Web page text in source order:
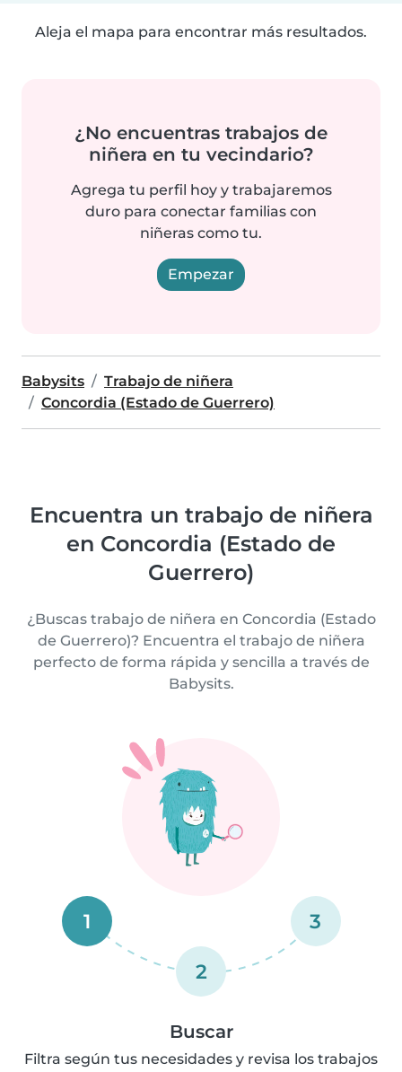
Aleja el mapa para encontrar más resultados.
¿No encuentras trabajos de
niñera en tu vecindario?
Agrega tu perfil hoy y trabajaremos
duro para conectar familias con
niñeras como tu.
Empezar
Babysits
Trabajo de niñera
Concordia (Estado de Guerrero)
Encuentra un trabajo de niñera
en Concordia (Estado de
Guerrero)
¿Buscas trabajo de niñera en Concordia (Estado
de Guerrero)? Encuentra el trabajo de niñera
perfecto de forma rápida y sencilla a través de
Babysits.
1
2
3
Buscar
Filtra según tus necesidades y revisa los trabajos